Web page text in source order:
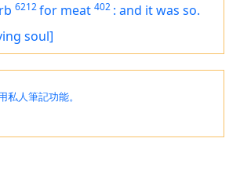
6212for meat 402 : and it was so.
soul]
私人筆記功能。